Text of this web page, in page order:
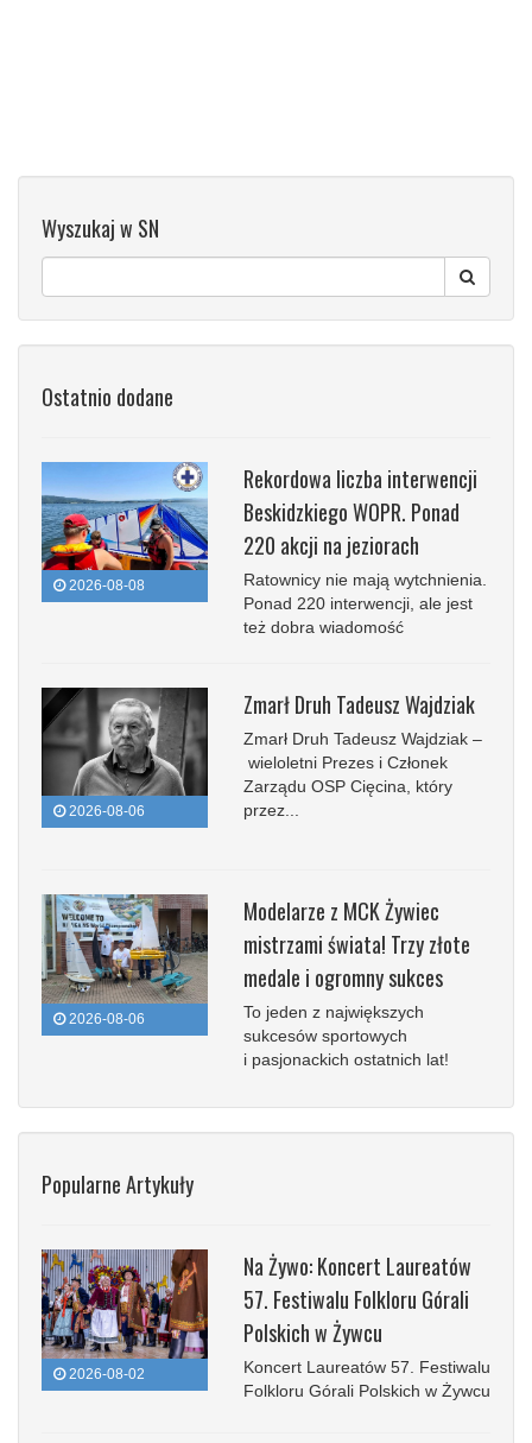
Wyszukaj w SN
Ostatnio dodane
2026-08-08
Rekordowa liczba interwencji
Beskidzkiego WOPR. Ponad
220 akcji na jeziorach
Ratownicy nie mają wytchnienia.
Ponad 220 interwencji, ale jest
też dobra wiadomość
2026-08-06
Zmarł Druh Tadeusz Wajdziak
Zmarł Druh Tadeusz Wajdziak –
wieloletni Prezes i Członek
Zarządu OSP Cięcina, który
przez...
2026-08-06
Modelarze z MCK Żywiec
mistrzami świata! Trzy złote
medale i ogromny sukces
To jeden z największych
sukcesów sportowych
i pasjonackich ostatnich lat!
Popularne Artykuły
2026-08-02
Na Żywo: Koncert Laureatów
57. Festiwalu Folkloru Górali
Polskich w Żywcu
Koncert Laureatów 57. Festiwalu
Folkloru Górali Polskich w Żywcu